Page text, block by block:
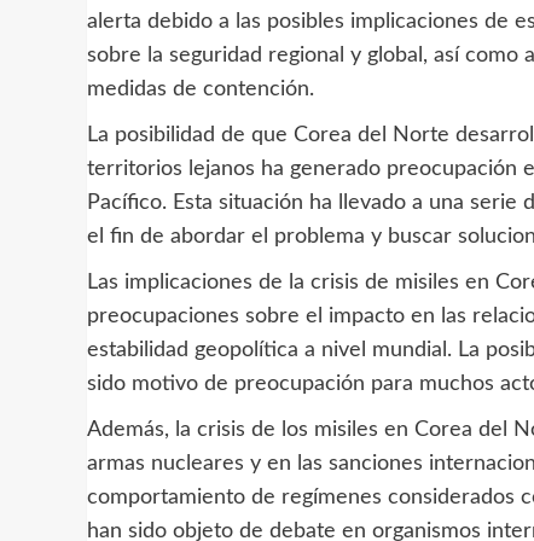
alerta debido a las posibles implicaciones de
sobre la seguridad regional y global, así como
medidas de contención.
La posibilidad de que Corea del Norte
territorios lejanos ha generado preocupación
Pacífico. Esta situación ha llevado a una
el fin de abordar el problema y buscar
Las implicaciones de la crisis de misiles en
preocupaciones sobre el impacto en las
estabilidad geopolítica a nivel mundial. La
sido motivo de preocupación para muchos
Además, la crisis de los misiles en Corea del
armas nucleares y en las sanciones
comportamiento de regímenes considerados
han sido objeto de debate en organismos